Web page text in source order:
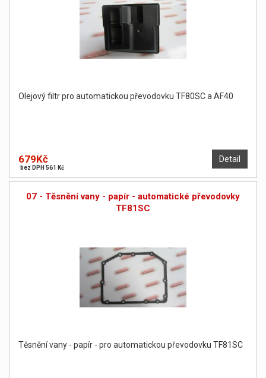
Olejový filtr pro automatickou převodovku TF80SC a AF40
Detail
679Kč
bez DPH 561 Kč
07 - Těsnění vany - papír - automatické převodovky
TF81SC
Těsnění vany - papír - pro automatickou převodovku TF81SC